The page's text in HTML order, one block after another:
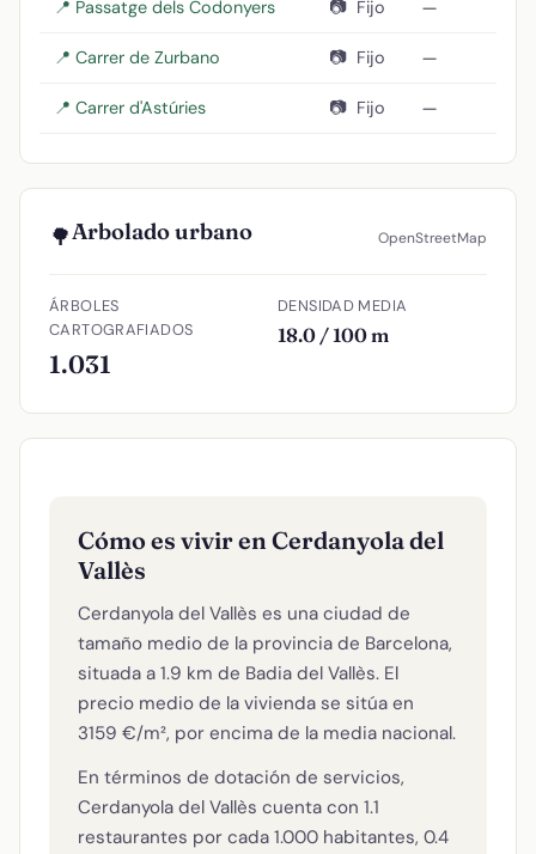
📍 Passatge dels Codonyers 📷 Fijo —
📍 Carrer de Zurbano 📷 Fijo —
📍 Carrer d'Astúries 📷 Fijo —
🌳Arbolado urbano OpenStreetMap
ÁRBOLES
CARTOGRAFIADOS
1.031
DENSIDAD MEDIA
18.0 / 100 m
Cómo es vivir en Cerdanyola del
Vallès
Cerdanyola del Vallès es una ciudad de
tamaño medio de la provincia de Barcelona,
situada a 1.9 km de Badia del Vallès. El
precio medio de la vivienda se sitúa en
3159 €/m², por encima de la media nacional.
En términos de dotación de servicios,
Cerdanyola del Vallès cuenta con 1.1
restaurantes por cada 1.000 habitantes, 0.4